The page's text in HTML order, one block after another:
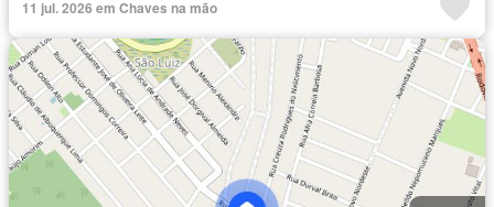
11 jul. 2026 em Chaves na mão